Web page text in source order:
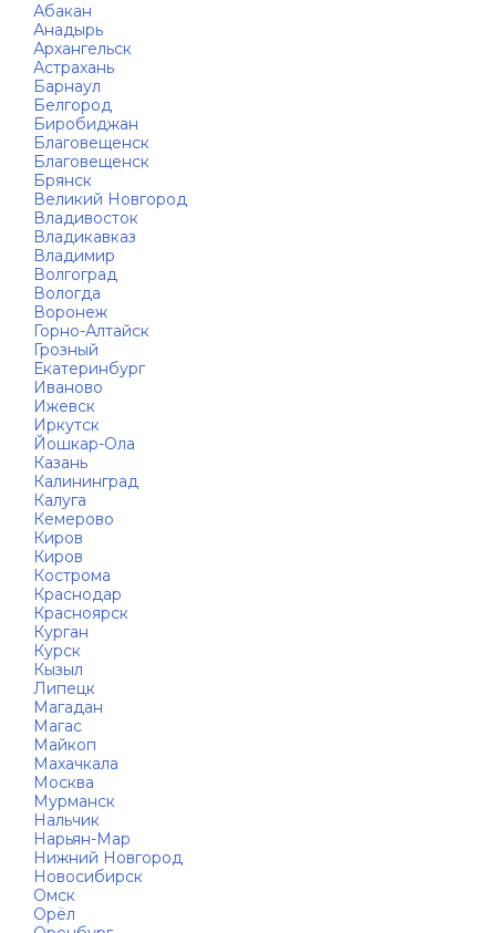
Абакан
Анадырь
Архангельск
Астрахань
Барнаул
Белгород
Биробиджан
Благовещенск
Благовещенск
Брянск
Великий Новгород
Владивосток
Владикавказ
Владимир
Волгоград
Вологда
Воронеж
Горно-Алтайск
Грозный
Екатеринбург
Иваново
Ижевск
Иркутск
Йошкар-Ола
Казань
Калининград
Калуга
Кемерово
Киров
Киров
Кострома
Краснодар
Красноярск
Курган
Курск
Кызыл
Липецк
Магадан
Магас
Майкоп
Махачкала
Москва
Мурманск
Нальчик
Нарьян-Мар
Нижний Новгород
Новосибирск
Омск
Орёл